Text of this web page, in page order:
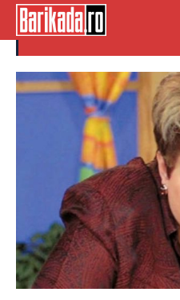
teo trandafir